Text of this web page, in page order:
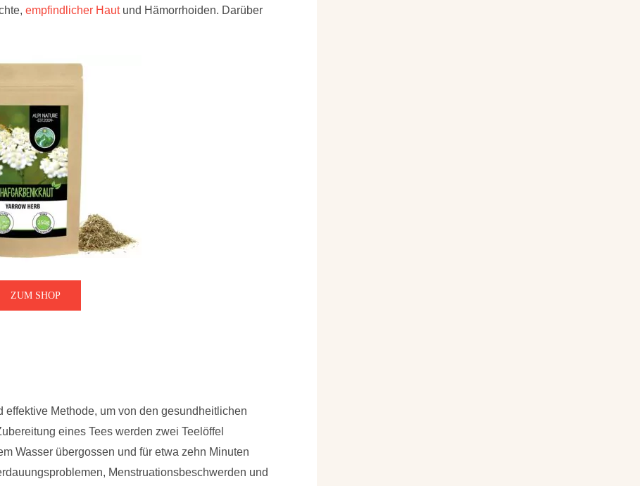
empfindlicher Hautund Hämorrhoiden. Darüber
ZUM SHOP
Methode, um von den gesundheitlichen
eines Tees werden zwei Teelöffel
Wasser übergossen und für etwa zehn Minuten
Menstruationsbeschwerden und